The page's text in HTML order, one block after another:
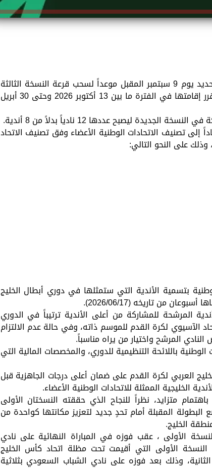
أعلن اتحاد كأس الخليج العربي لكرة القدم عن تحديد يوم 9 سبتمبر المقبل موعداً لسحب قرعة النسخة الثالثة
من دوري أبطال الخليج للأندية 2026-2027، والمقرر إقامتها في الفترة ما بين 13 أكتوبر 2026 وحتى 30 أبريل
ليصبح عددها 12 نادياً بدلاً من 8 أندية.
إلى تصنيف الاتحادات الوطنية الأعضاء وفق تصنيف الاتحاد
بتسمية الأندية التي ستمثلها في دوري أبطال الخليج
المرشحة للمشاركة من أعلى الأندية ترتيباً في الدوري
الآسيوي لكرة القدم للموسم ذاته، وفي حالة عدم الالتزام
المرشح واختيار من يراه مناسباً.
باللائحة التنظيمية للدوري، والمخصصات المالية التي
العربي لكرة القدم على ضمان أعلى درجات الجاهزية قبل
الخليجية الممثلة للاتحادات الوطنية الأعضاء.
متزايد، نظراً للنجاح الذي حققته النسختان الأولى
المقبلة أمام تحدٍ جديد لتعزيز مكانتها كواحدة من
الخليج.
الأولى ، عقب فوزه في المباراة النهائية على نادي
الأولى التي أقيمت تحت مظلة اتحاد كأس الخليج
وذلك بعد فوزه على نادي الشباب السعودي بثلاثية